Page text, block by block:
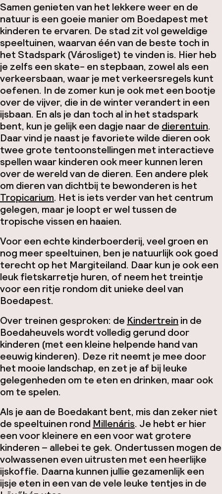
Samen genieten van het lekkere weer en de
natuur is een goeie manier om Boedapest met
kinderen te ervaren. De stad zit vol geweldige
speeltuinen, waarvan één van de beste toch in
het Stadspark (Városliget) te vinden is. Hier heb
je zelfs een skate- en stepbaan, zowel als een
verkeersbaan, waar je met verkeersregels kunt
oefenen. In de zomer kun je ook met een bootje
over de vijver, die in de winter verandert in een
ijsbaan. En als je dan toch al in het stadspark
bent, kun je gelijk een dagje naar de dierentuin.
Daar vind je naast je favoriete wilde dieren ook
twee grote tentoonstellingen met interactieve
spellen waar kinderen ook meer kunnen leren
over de wereld van de dieren. Een andere plek
om dieren van dichtbij te bewonderen is het
Tropicarium. Het is iets verder van het centrum
gelegen, maar je loopt er wel tussen de
tropische vissen en haaien.
Voor een echte kinderboerderij, veel groen en
nog meer speeltuinen, ben je natuurlijk ook goed
terecht op het Margiteiland. Daar kun je ook een
leuk fietskarretje huren, of neem het treintje
voor een ritje rondom dit unieke deel van
Boedapest.
Over treinen gesproken: de Kindertrein in de
Boedaheuvels wordt volledig gerund door
kinderen (met een kleine helpende hand van
eeuwig kinderen). Deze rit neemt je mee door
het mooie landschap, en zet je af bij leuke
gelegenheden om te eten en drinken, maar ook
om te spelen.
Als je aan de Boedakant bent, mis dan zeker niet
de speeltuinen rond Millenáris. Je hebt er hier
een voor kleinere en een voor wat grotere
kinderen – allebei te gek. Ondertussen mogen de
volwassenen even uitrusten met een heerlijke
ijskoffie. Daarna kunnen jullie gezamenlijk een
ijsje eten in een van de vele leuke tentjes in de